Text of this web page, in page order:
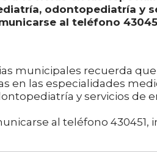
odontopediatría y
al teléfono
municipales recuerda
en las especialidades
y servicios de
al teléfono 430451,